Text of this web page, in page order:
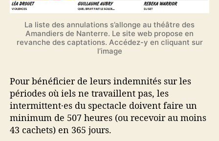
La liste des annulations s’allonge au théâtre des
Amandiers de Nanterre. Le site web propose en
revanche des captations. Accédez-y en cliquant sur
l’image
Pour bénéficier de leurs indemnités sur les
périodes où iels ne travaillent pas, les
intermittent·es du spectacle doivent faire un
minimum de 507 heures (ou recevoir au moins
43 cachets) en 365 jours.